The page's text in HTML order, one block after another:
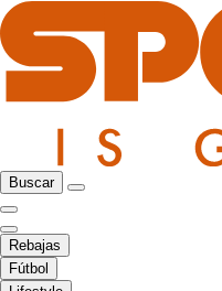
Buscar
Rebajas
Fútbol